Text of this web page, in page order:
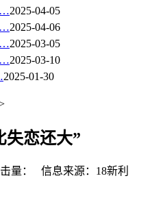
…2025-04-05
…2025-04-06
…2025-03-05
…2025-03-10
2025-01-30
失恋还大”
量：
信息来源：18新利